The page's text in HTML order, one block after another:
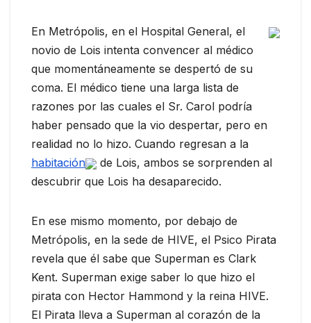
En Metrópolis, en el Hospital General, el
novio de Lois intenta convencer al médico
que momentáneamente se despertó de su
coma. El médico tiene una larga lista de
razones por las cuales el Sr. Carol podría
haber pensado que la vio despertar, pero en
realidad no lo hizo. Cuando regresan a la
habitación
de Lois, ambos se sorprenden al
descubrir que Lois ha desaparecido.
En ese mismo momento, por debajo de
Metrópolis, en la sede de HIVE, el Psico Pirata
revela que él sabe que Superman es Clark
Kent. Superman exige saber lo que hizo el
pirata con Hector Hammond y la reina HIVE.
El Pirata lleva a Superman al corazón de la